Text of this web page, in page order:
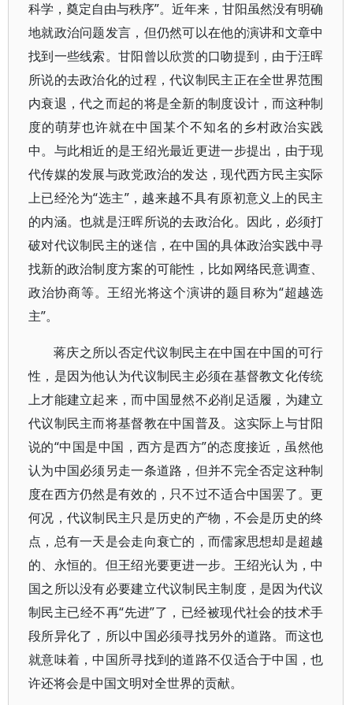
科学，奠定自由与秩序”。近年来，甘阳虽然没有明确
地就政治问题发言，但仍然可以在他的演讲和文章中
找到一些线索。甘阳曾以欣赏的口吻提到，由于汪晖
所说的去政治化的过程，代议制民主正在全世界范围
内衰退，代之而起的将是全新的制度设计，而这种制
度的萌芽也许就在中国某个不知名的乡村政治实践
中。与此相近的是王绍光最近更进一步提出，由于现
代传媒的发展与政党政治的发达，现代西方民主实际
上已经沦为“选主”，越来越不具有原初意义上的民主
的内涵。也就是汪晖所说的去政治化。因此，必须打
破对代议制民主的迷信，在中国的具体政治实践中寻
找新的政治制度方案的可能性，比如网络民意调查、
政治协商等。王绍光将这个演讲的题目称为“超越选
主”。
蒋庆之所以否定代议制民主在中国在中国的可行
性，是因为他认为代议制民主必须在基督教文化传统
上才能建立起来，而中国显然不必削足适履，为建立
代议制民主而将基督教在中国普及。这实际上与甘阳
说的“中国是中国，西方是西方”的态度接近，虽然他
认为中国必须另走一条道路，但并不完全否定这种制
度在西方仍然是有效的，只不过不适合中国罢了。更
何况，代议制民主只是历史的产物，不会是历史的终
点，总有一天是会走向衰亡的，而儒家思想却是超越
的、永恒的。但王绍光要更进一步。王绍光认为，中
国之所以没有必要建立代议制民主制度，是因为代议
制民主已经不再“先进”了，已经被现代社会的技术手
段所异化了，所以中国必须寻找另外的道路。而这也
就意味着，中国所寻找到的道路不仅适合于中国，也
许还将会是中国文明对全世界的贡献。